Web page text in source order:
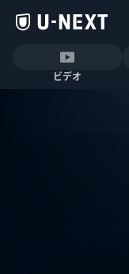
ビデオ